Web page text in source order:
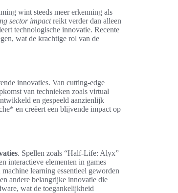
wint steeds meer erkenning als
sector impactreikt verder dan alleen
technologische innovatie. Recente
wat de krachtige rol van de
innovaties. Van cutting-edge
van technieken zoals virtual
en gespeeld aanzienlijk
en creëert een blijvende impact op
. Spellen zoals “Half-Life: Alyx”
interactieve elementen in games
learning essentieel geworden
andere belangrijke innovatie die
wat de toegankelijkheid